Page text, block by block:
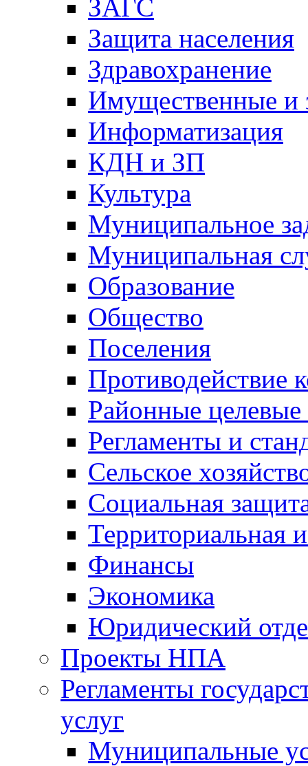
ЗАГС
Защита населения
Здравохранение
Имущественные и
Информатизация
КДН и ЗП
Культура
Муниципальное
Муниципальная
Образование
Общество
Поселения
Противодействие
Районные
Регламенты и
Сельское
Социальная
Территориальная
Финансы
Экономика
Юридический
Проекты НПА
Регламенты
услуг
Муниципальные